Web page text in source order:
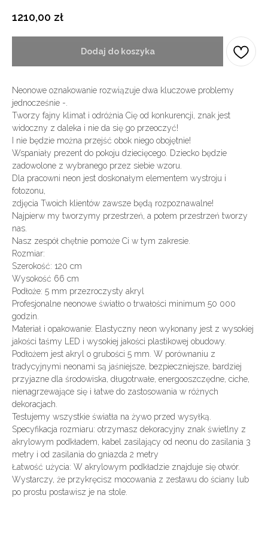
1210,00 zł
Dodaj do koszyka
Neonowe oznakowanie rozwiązuje dwa kluczowe problemy
jednocześnie -.
Tworzy fajny klimat i odróżnia Cię od konkurencji, znak jest
widoczny z daleka i nie da się go przeoczyć!
I nie będzie można przejść obok niego obojętnie!
Wspaniały prezent do pokoju dziecięcego. Dziecko będzie
zadowolone z wybranego przez siebie wzoru.
Dla pracowni neon jest doskonałym elementem wystroju i
fotozonu,
zdjęcia Twoich klientów zawsze będą rozpoznawalne!
Najpierw my tworzymy przestrzeń, a potem przestrzeń tworzy
nas.
Nasz zespół chętnie pomoże Ci w tym zakresie.
Rozmiar:
Szerokość: 120 cm
Wysokość 66 cm
Podłoże: 5 mm przezroczysty akryl
Profesjonalne neonowe światło o trwałości minimum 50 000
godzin.
Materiał i opakowanie: Elastyczny neon wykonany jest z wysokiej
jakości taśmy LED i wysokiej jakości plastikowej obudowy.
Podłożem jest akryl o grubości 5 mm. W porównaniu z
tradycyjnymi neonami są jaśniejsze, bezpieczniejsze, bardziej
przyjazne dla środowiska, długotrwałe, energooszczędne, ciche,
nienagrzewające się i łatwe do zastosowania w różnych
dekoracjach.
Testujemy wszystkie światła na żywo przed wysyłką.
Specyfikacja rozmiaru: otrzymasz dekoracyjny znak świetlny z
akrylowym podkładem, kabel zasilający od neonu do zasilania 3
metry i od zasilania do gniazda 2 metry
Łatwość użycia: W akrylowym podkładzie znajduje się otwór.
Wystarczy, że przykręcisz mocowania z zestawu do ściany lub
po prostu postawisz je na stole.